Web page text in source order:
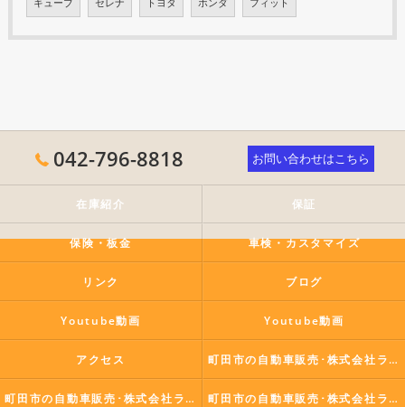
042-796-8818 お問い合わせはこちら
在庫紹介 保証
保険・板金 車検・カスタマイズ
リンク ブログ
Youtube動画 Youtube動画
アクセス 町田市の自動車販売･株式会社ラポールコーポレーションの口コミ情報
町田市の自動車販売･株式会社ラポールコーポレーションの評判 町田市の自動車販売･株式会社ラポールコーポレーションのお客様の声